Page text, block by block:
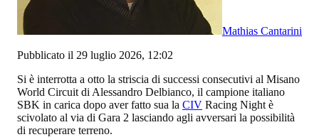
Mathias Cantarini
Pubblicato il 29 luglio 2026, 12:02
Si è interrotta a otto la striscia di successi consecutivi al Misano
World Circuit di Alessandro Delbianco, il campione italiano
SBK in carica dopo aver fatto sua la CIV Racing Night è
scivolato al via di Gara 2 lasciando agli avversari la possibilità
di recuperare terreno.